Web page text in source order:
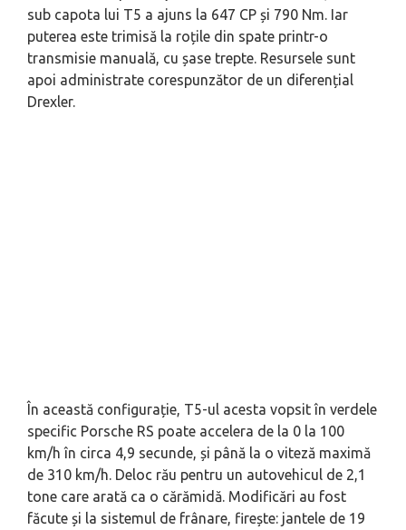
sub capota lui T5 a ajuns la 647 CP și 790 Nm. Iar
puterea este trimisă la roțile din spate printr-o
transmisie manuală, cu șase trepte. Resursele sunt
apoi administrate corespunzător de un diferențial
Drexler.
În această configurație, T5-ul acesta vopsit în verdele
specific Porsche RS poate accelera de la 0 la 100
km/h în circa 4,9 secunde, și până la o viteză maximă
de 310 km/h. Deloc rău pentru un autovehicul de 2,1
tone care arată ca o cărămidă. Modificări au fost
făcute și la sistemul de frânare, firește: jantele de 19